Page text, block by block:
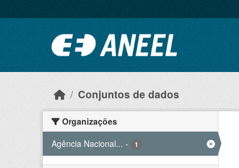
Conjuntos de dados
Organizações
Agência Nacional... - 1